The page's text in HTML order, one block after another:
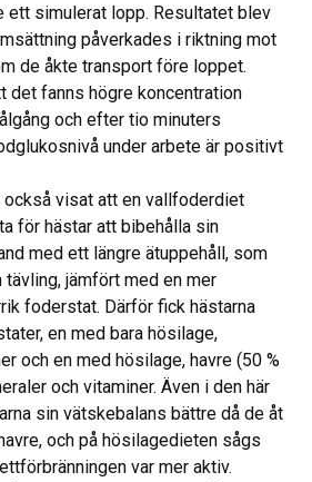
ett simulerat lopp. Resultatet blev
påverkades i riktning mot
de åkte transport före loppet.
det fanns högre koncentration
och efter tio minuters
under arbete är positivt
också visat att en vallfoderdiet
för hästar att bibehålla sin
med ett längre ätuppehåll, som
jämfört med en mer
foderstat. Därför fick hästarna
en med bara hösilage,
och en med hösilage, havre (50 %
och vitaminer. Även i den här
sin vätskebalans bättre då de åt
och på hösilagedieten sågs
var mer aktiv.